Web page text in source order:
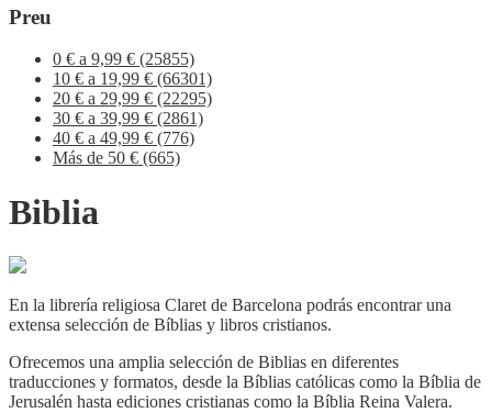
Preu
0 € a 9,99 € (25855)
10 € a 19,99 € (66301)
20 € a 29,99 € (22295)
30 € a 39,99 € (2861)
40 € a 49,99 € (776)
Más de 50 € (665)
Biblia
En la librería religiosa Claret de Barcelona podrás encontrar una
extensa selección de Bíblias y libros cristianos.
Ofrecemos una amplia selección de Biblias en diferentes
traducciones y formatos, desde la Bíblias católicas como la Bíblia de
Jerusalén hasta ediciones cristianas como la Bíblia Reina Valera.